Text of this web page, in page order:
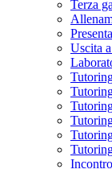
Terza
Uscita